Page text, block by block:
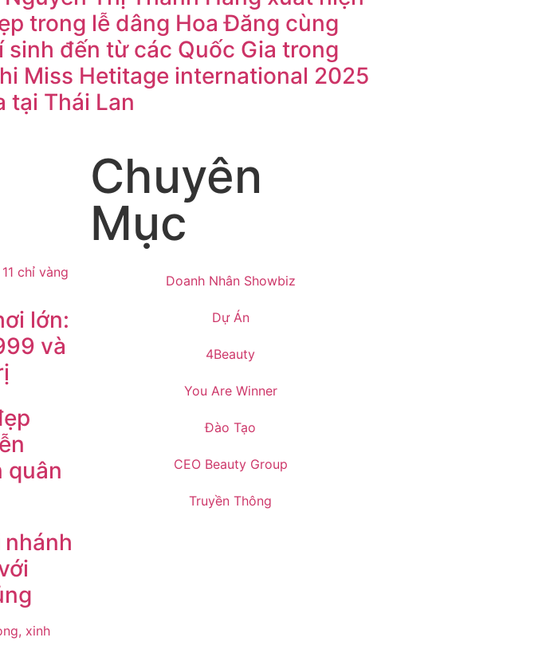
trong lễ dâng Hoa Đăng cùng
sinh đến từ các Quốc Gia trong
Miss Hetitage international 2025
tại Thái Lan
lớn:
và
quân
nhánh
Chuyên
Mục
Doanh Nhân Showbiz
Dự Án
4Beauty
You Are Winner
Đào Tạo
CEO Beauty Group
Truyền Thông